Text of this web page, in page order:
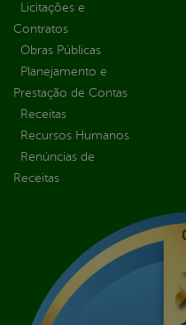
Licitações e
Contratos
Obras Públicas
Planejamento e
Prestação de Contas
Receitas
Recursos Humanos
Renúncias de
Receitas